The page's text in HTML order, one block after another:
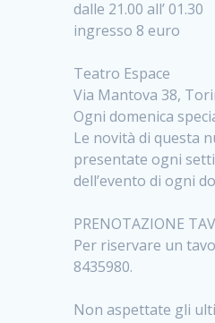
dalle 21.00 all’ 01.30
ingresso 8 euro
Teatro Espace
Via Mantova 38,
Ogni domenica
Le novità di questa
presentate ogni
dell’evento di ogni
PRENOTAZIONE
Per riservare un
8435980.
Non aspettate gli